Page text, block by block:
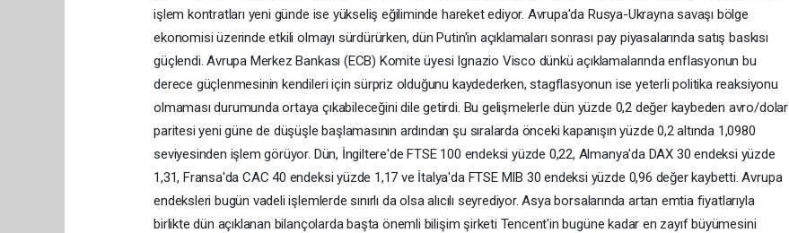
işlem kontratları yeni günde ise yükseliş eğiliminde hareket ediyor. Avrupa'da Rusya-Ukrayna savaşı bölge
ekonomisi üzerinde etkili olmayı sürdürürken, dün Putin'in açıklamaları sonrası pay piyasalarında satış baskısı
güçlendi. Avrupa Merkez Bankası (ECB) Komite üyesi Ignazio Visco dünkü açıklamalarında enflasyonun bu
derece güçlenmesinin kendileri için sürpriz olduğunu kaydederken, stagflasyonun ise yeterli politika reaksiyonu
olmaması durumunda ortaya çıkabileceğini dile getirdi. Bu gelişmelerle dün yüzde 0,2 değer kaybeden avro/dolar
paritesi yeni güne de düşüşle başlamasının ardından şu sıralarda önceki kapanışın yüzde 0,2 altında 1,0980
seviyesinden işlem görüyor. Dün, İngiltere'de FTSE 100 endeksi yüzde 0,22, Almanya'da DAX 30 endeksi yüzde
1,31, Fransa'da CAC 40 endeksi yüzde 1,17 ve İtalya'da FTSE MIB 30 endeksi yüzde 0,96 değer kaybetti. Avrupa
endeksleri bugün vadeli işlemlerde sınırlı da olsa alıcılı seyrediyor. Asya borsalarında artan emtia fiyatlarıyla
birlikte dün açıklanan bilançolarda başta önemli bilişim şirketi Tencent'in bugüne kadar en zayıf büyümesini